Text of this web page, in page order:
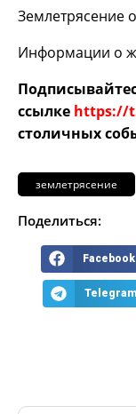
Землетрясение
Информации о
ссылке https://
столичных
землетрясение
Поделиться:
Facebook
Telegram